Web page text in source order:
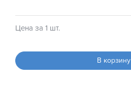
Цена за 1 шт.
В корзину